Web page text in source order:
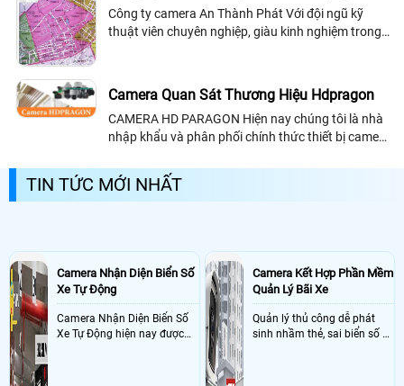
Công ty camera An Thành Phát Với đội ngũ kỹ
thuật viên chuyên nghiệp, giàu kinh nghiệm trong
lắp đặt camera tại Quận 10 những sản phẩm và
dịch vụ hoàn hảo nhất.
Camera Quan Sát Thương Hiệu Hdpragon
CAMERA HD PARAGON Hiện nay chúng tôi là nhà
nhập khẩu và phân phối chính thức thiết bị camera
Dòng sản phẩm camera quan sát cao cấp...
TIN TỨC MỚI NHẤT
Camera Nhận Diện Biển Số
Xe Tự Động
Camera Nhận Diện Biển Số
Xe Tự Động hiện nay được
Camera Kết Hợp Phần Mềm
Quản Lý Bãi Xe
Quản lý thủ công dễ phát
sinh nhầm thẻ, sai biển số và